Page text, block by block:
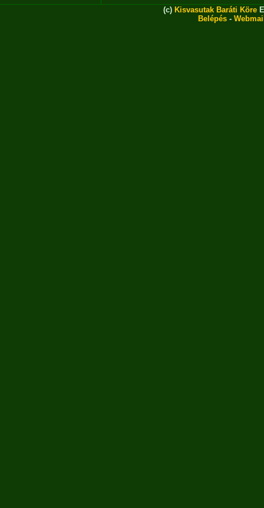
(c) Kisvasutak Baráti Köre
Belépés -